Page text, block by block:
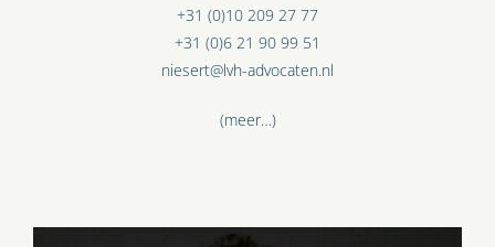
+31 (0)10 209 27 77
+31 (0)6 21 90 99 51
niesert@lvh-advocaten.nl
(meer…)